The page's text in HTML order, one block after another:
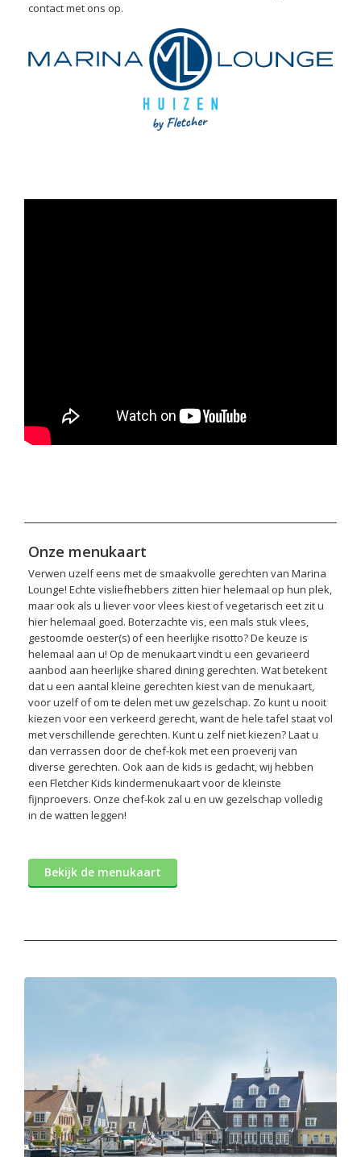
contact met ons op.
Onze menukaart
Verwen uzelf eens met de smaakvolle gerechten van Marina
Lounge! Echte visliefhebbers zitten hier helemaal op hun plek,
maar ook als u liever voor vlees kiest of vegetarisch eet zit u
hier helemaal goed. Boterzachte vis, een mals stuk vlees,
gestoomde oester(s) of een heerlijke risotto? De keuze is
helemaal aan u! Op de menukaart vindt u een gevarieerd
aanbod aan heerlijke shared dining gerechten. Wat betekent
dat u een aantal kleine gerechten kiest van de menukaart,
voor uzelf of om te delen met uw gezelschap. Zo kunt u nooit
kiezen voor een verkeerd gerecht, want de hele tafel staat vol
met verschillende gerechten. Kunt u zelf niet kiezen? Laat u
dan verrassen door de chef-kok met een proeverij van
diverse gerechten. Ook aan de kids is gedacht, wij hebben
een Fletcher Kids kindermenukaart voor de kleinste
fijnproevers. Onze chef-kok zal u en uw gezelschap volledig
in de watten leggen!
Bekijk de menukaart